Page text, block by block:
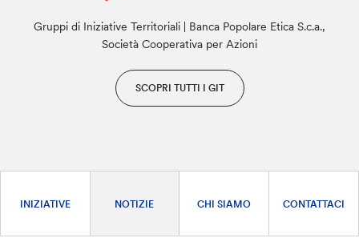
Gruppi di Iniziative Territoriali | Banca Popolare Etica S.c.a.,
Società Cooperativa per Azioni
SCOPRI TUTTI I GIT
INIZIATIVE NOTIZIE CHI SIAMO CONTATTACI